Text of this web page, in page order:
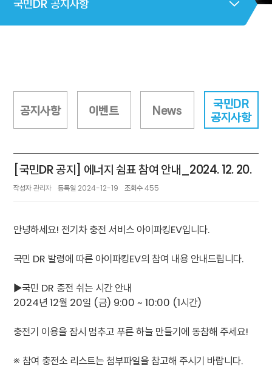
국민DR 공지사항
공지사항 이벤트 News
국민DR
공지사항
[국민DR 공지] 에너지 쉼표 참여 안내_2024. 12. 20.
작성자관리자 등록일 2024-12-19 조회수455
안녕하세요! 전기차 충전 서비스 아이파킹EV입니다.
국민 DR 발령에 따른 아이파킹EV의 참여 내용 안내드립니다.
▶국민 DR 충전 쉬는 시간 안내
2024년 12월 20일 (금) 9:00 ~ 10:00 (1시간)
충전기 이용을 잠시 멈추고 푸른 하늘 만들기에 동참해 주세요!
※ 참여 충전소 리스트는 첨부파일을 참고해 주시기 바랍니다.